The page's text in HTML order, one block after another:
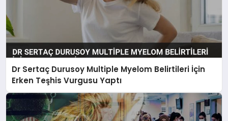
Dr Sertaç Durusoy Multiple Myelom Belirtileri İçin
Erken Teşhis Vurgusu Yaptı